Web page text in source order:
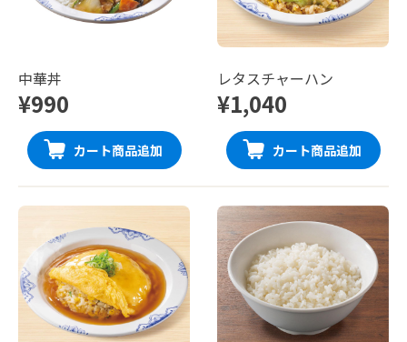
中華丼
¥990
カート商品追加
レタスチャーハン
¥1,040
カート商品追加